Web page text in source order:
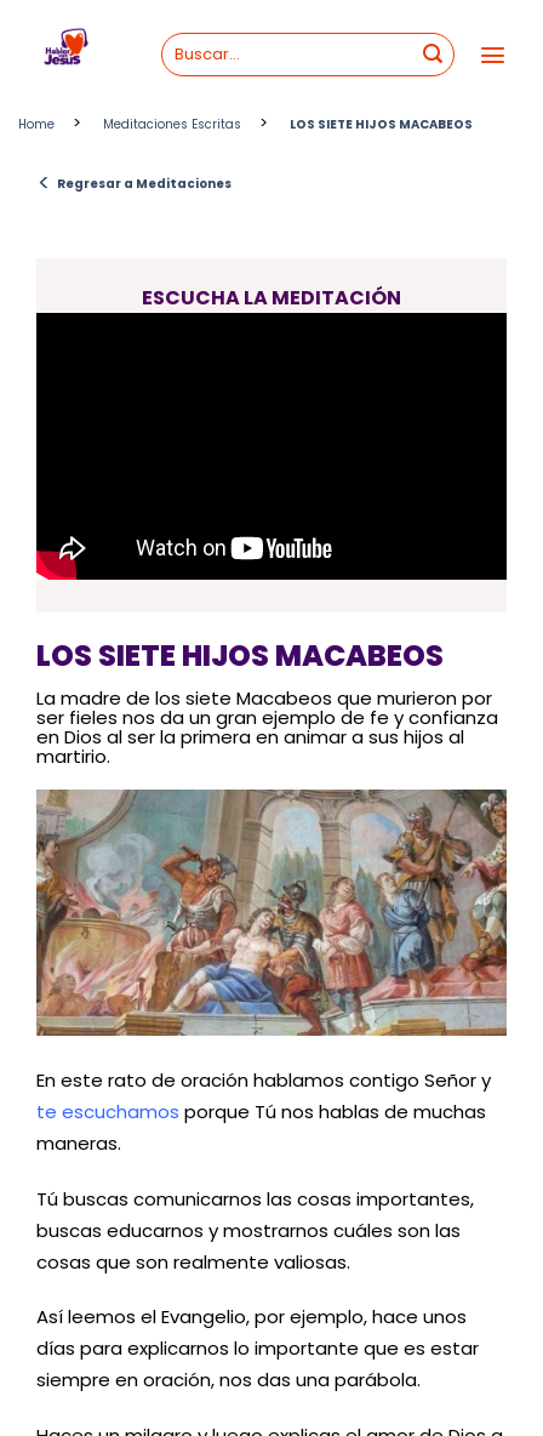
content
Home > Meditaciones Escritas > LOS SIETE HIJOS MACABEOS
< Regresar a Meditaciones
ESCUCHA LA MEDITACIÓN
LOS SIETE HIJOS MACABEOS
La madre de los siete Macabeos que murieron por
ser fieles nos da un gran ejemplo de fe y confianza
en Dios al ser la primera en animar a sus hijos al
martirio.
En este rato de oración hablamos contigo Señor y
te escuchamos porque Tú nos hablas de muchas
maneras.
Tú buscas comunicarnos las cosas importantes,
buscas educarnos y mostrarnos cuáles son las
cosas que son realmente valiosas.
Así leemos el Evangelio, por ejemplo, hace unos
días para explicarnos lo importante que es estar
siempre en oración, nos das una parábola.